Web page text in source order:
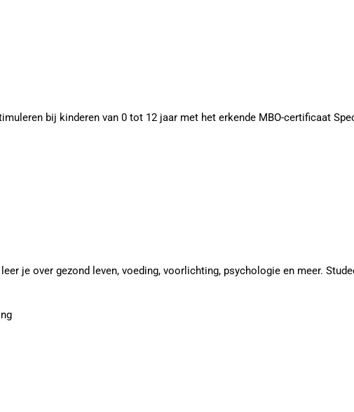
bij kinderen van 0 tot 12 jaar met het erkende MBO-certificaat
je over gezond leven, voeding, voorlichting, psychologie en meer.